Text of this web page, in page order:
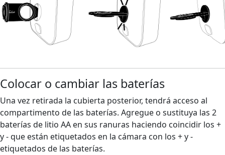
Colocar o cambiar las baterías
Una vez retirada la cubierta posterior, tendrá acceso al
compartimento de las baterías. Agregue o sustituya las 2
baterías de litio AA en sus ranuras haciendo coincidir los +
y - que están etiquetados en la cámara con los + y -
etiquetados de las baterías.